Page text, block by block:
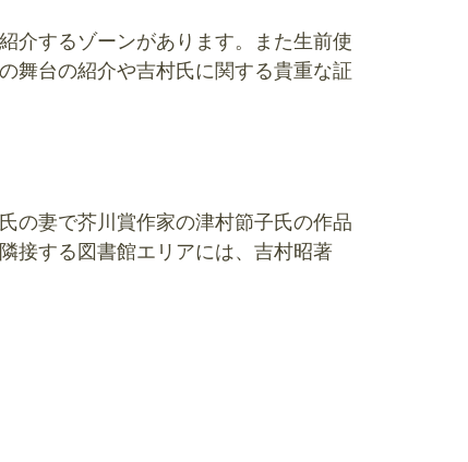
介するゾーンがあります。また生前使
舞台の紹介や吉村氏に関する貴重な証
の妻で芥川賞作家の津村節子氏の作品
接する図書館エリアには、吉村昭著